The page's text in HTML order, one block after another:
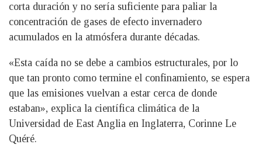
corta duración y no sería suficiente para paliar la
concentración de gases de efecto invernadero
acumulados en la atmósfera durante décadas.
«Esta caída no se debe a cambios estructurales, por lo
que tan pronto como termine el confinamiento, se espera
que las emisiones vuelvan a estar cerca de donde
estaban», explica la científica climática de la
Universidad de East Anglia en Inglaterra, Corinne Le
Quéré.